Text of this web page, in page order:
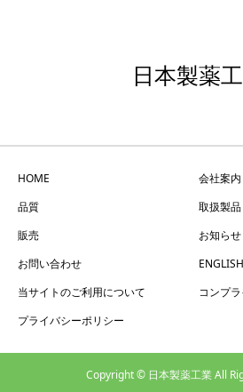
日本製薬
HOME
会社案内
品質
取扱製品
販売
お知らせ
お問い合わせ
ENGLISH
当サイトのご利用について
コンプ
プライバシーポリシー
Copyright © 日本製薬工業 All